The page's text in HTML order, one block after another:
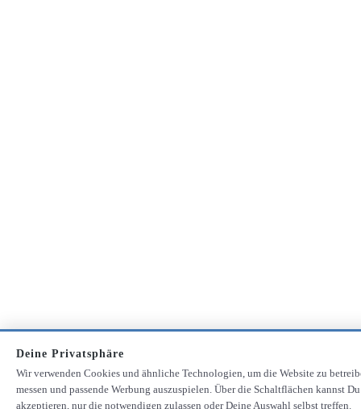
Deine Privatsphäre
Wir verwenden Cookies und ähnliche Technologien, um die Website zu
messen und passende Werbung auszuspielen. Über die Schaltflächen kannst
akzeptieren, nur die notwendigen zulassen oder Deine Auswahl selbst treffen.